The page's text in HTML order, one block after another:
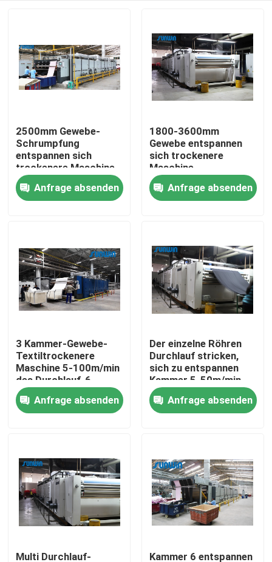
Über uns
Kontakte
Gewebe-stenter Maschine
Heißluft Stenter-Maschine
Textilschleuder
Gewebe-Hitze-Einstellungs-Maschine
Textilveredlungs-Maschine
2500mm Gewebe-
Schrumpfung
entspannen sich
trockenere Maschine
Anfrage absenden
1800-3600mm
Gewebe entspannen
sich trockenere
Maschine
Anfrage absenden
3 Kammer-Gewebe-
Textiltrockenere
Maschine 5-100m/min
des Durchlauf-6
Anfrage absenden
Der einzelne Röhren
Durchlauf stricken,
sich zu entspannen
Kammer 5-50m/min
der Trockner-
Maschinen-2-6
Anfrage absenden
Multi Durchlauf- Kammer 6 entspannen